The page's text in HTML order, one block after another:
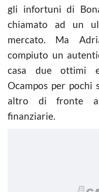
gli infortuni di
chiamato ad un
mercato. Ma
compiuto un
casa due ottimi
Ocampos per
altro di fronte
finanziarie.